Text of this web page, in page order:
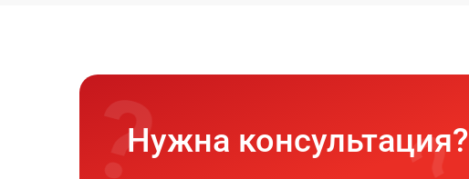
Нужна консультация?